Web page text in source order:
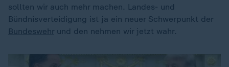
sollten wir auch mehr machen. Landes- und
Bündnisverteidigung ist ja ein neuer Schwerpunkt der
Bundeswehr und den nehmen wir jetzt wahr.